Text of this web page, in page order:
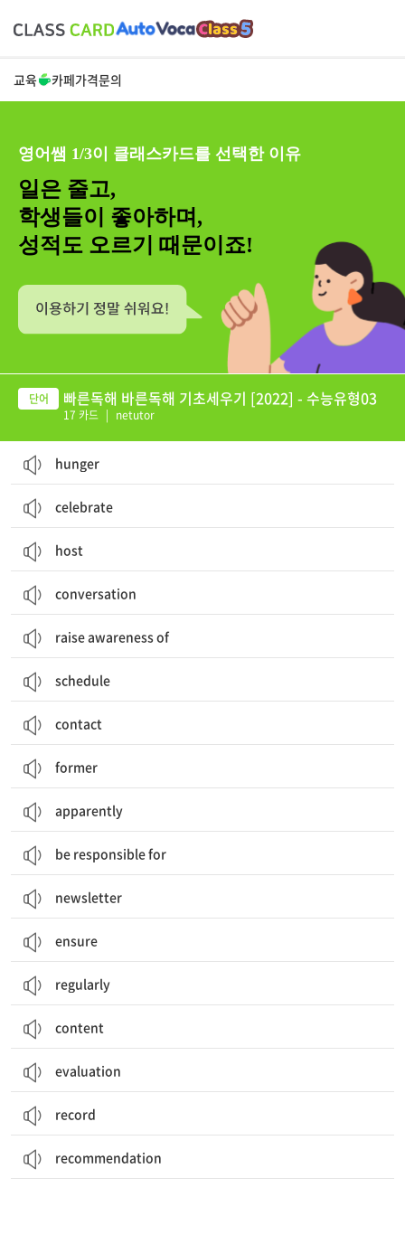
교육 카페가격문의
영어쌤 1/3이 클래스카드를 선택한 이유
일은 줄고,
학생들이 좋아하며,
성적도 오르기 때문이죠!
빠른독해 바른독해 기초세우기 [2022] - 수능유형03
17 카드 | netutor
hunger
celebrate
host
conversation
raise awareness of
schedule
contact
former
apparently
be responsible for
newsletter
ensure
regularly
content
evaluation
record
recommendation